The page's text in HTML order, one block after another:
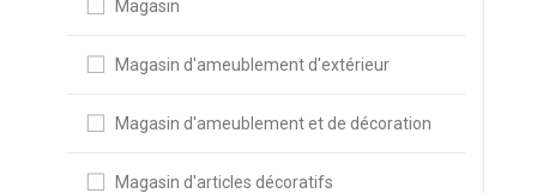
Magasin
Magasin d'ameublement d'extérieur
Magasin d'ameublement et de décoration
Magasin d'articles décoratifs